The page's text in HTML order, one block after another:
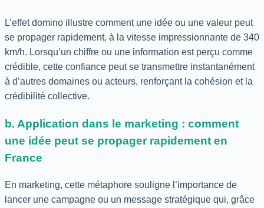
L’effet domino illustre comment une idée ou une valeur peut
se propager rapidement, à la vitesse impressionnante de 340
km/h. Lorsqu’un chiffre ou une information est perçu comme
crédible, cette confiance peut se transmettre instantanément
à d’autres domaines ou acteurs, renforçant la cohésion et la
crédibilité collective.
b. Application dans le marketing : comment
une idée peut se propager rapidement en
France
En marketing, cette métaphore souligne l’importance de
lancer une campagne ou un message stratégique qui, grâce